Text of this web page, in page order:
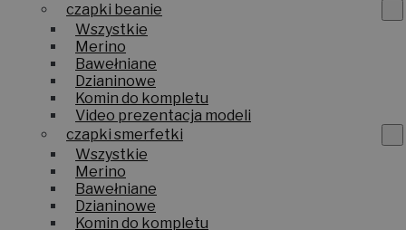
czapki beanie
Wszystkie
Merino
Bawełniane
Dzianinowe
Komin do kompletu
Video prezentacja modeli
czapki smerfetki
Wszystkie
Merino
Bawełniane
Dzianinowe
Komin do kompletu